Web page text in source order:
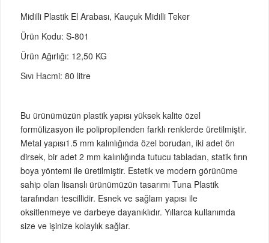
Midilli Plastik El Arabası, Kauçuk Midilli Teker
Ürün Kodu: S-801
Ürün Ağırlığı: 12,50 KG
Sıvı Hacmi: 80 litre
Bu ürünümüzün plastik yapısı yüksek kalite özel
formülizasyon ile polipropilenden farklı renklerde üretilmiştir.
Metal yapısı1.5 mm kalınlığında özel borudan, iki adet ön
dirsek, bir adet 2 mm kalınlığında tutucu tabladan, statik fırın
boya yöntemi ile üretilmiştir. Estetik ve modern görünüme
sahip olan lisanslı ürünümüzün tasarımı Tuna Plastik
tarafından tescillidir. Esnek ve sağlam yapısı ile
oksitlenmeye ve darbeye dayanıklıdır. Yıllarca kullanımda
size ve işinize kolaylık sağlar.